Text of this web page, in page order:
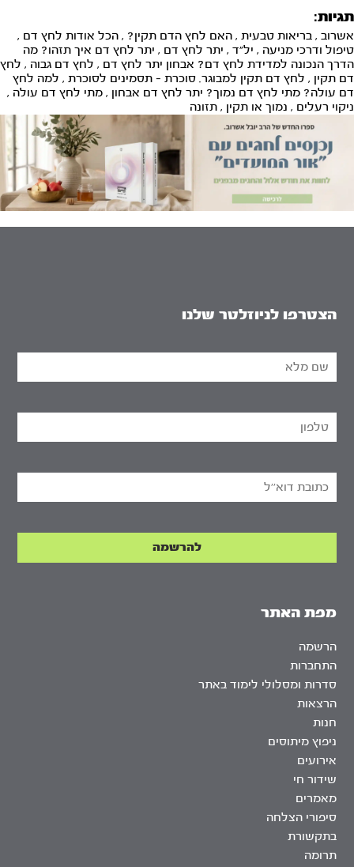
תגיות:
אשרוב , בריאות טבעית , האם לחץ הדם תקין? , הכל אודות לחץ דם ,
טיפול ודרכי מניעה , יל"ד , יתר לחץ דם , יתר לחץ דם איך תזהו? מה
הדרך הנכונה למדידת לחץ דם? אבחון יתר לחץ דם , לחץ דם גבוה , לחץ
דם תקין , לחץ דם תקין למבוגר. סוכרת - תסמינים לסוכרת , למה לחץ
דם עולה? מתי לחץ דם נמוך? יתר לחץ דם אבחון , מתי לחץ דם עולה ,
ניקוי רעלים , נמוך או תקין , תזונה
מפת האתר
הרשמה
התחברות
סדרות ומסלולי לימוד באתר
הרצאות
חנות
ניפוץ מיתוסים
אירועים
שידור חי
מאמרים
סיפורי הצלחה
בתקשורת
תרומה
הצטרפו לניוזלטר שלנו